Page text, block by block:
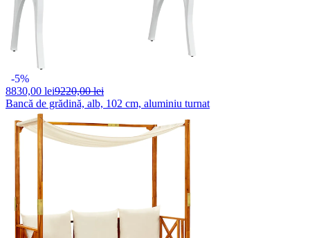
-5%
8830,00 lei9220,00 lei
Bancă de grădină, alb, 102 cm, aluminiu turnat